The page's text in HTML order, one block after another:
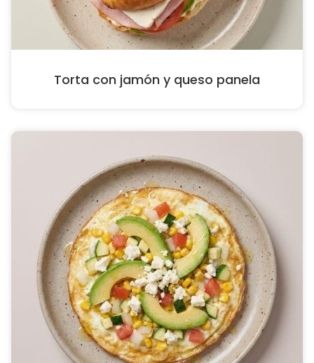
Torta con jamón y queso panela